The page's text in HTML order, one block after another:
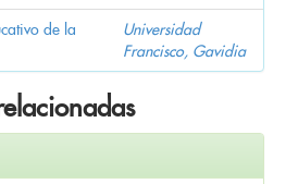
de la
Universidad
Francisco, Gavidia